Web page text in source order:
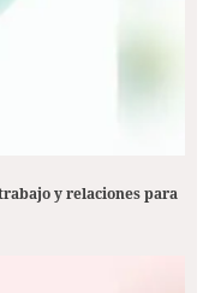
y relaciones para